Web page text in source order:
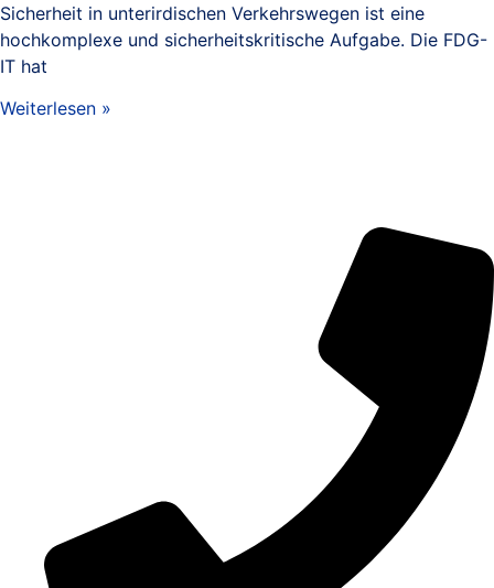
Sicherheit in unterirdischen Verkehrswegen ist eine
hochkomplexe und sicherheitskritische Aufgabe. Die FDG-
IT hat
Weiterlesen »